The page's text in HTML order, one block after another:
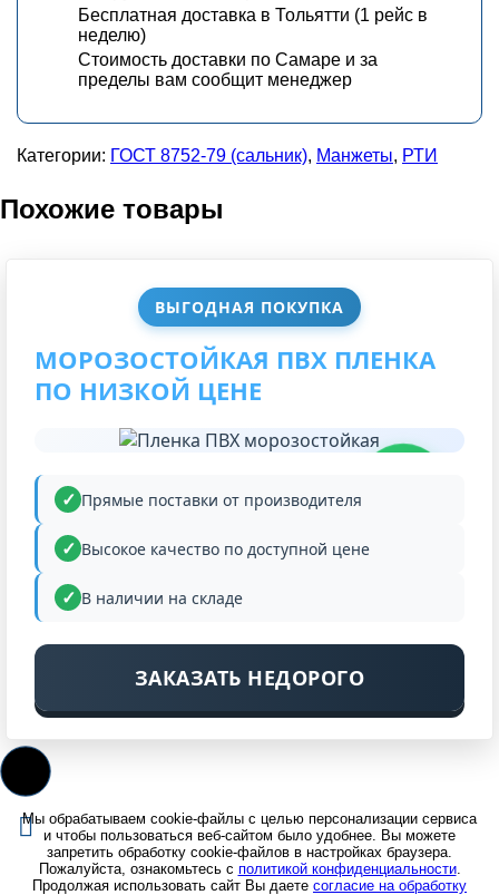
ВЫГОДНАЯ ПОКУПКА
МОРОЗОСТОЙКАЯ ПВХ ПЛЕНКА
ПО НИЗКОЙ ЦЕНЕ
Прямые поставки от производителя
Высокое качество по доступной цене
В наличии на складе
ЗАКАЗАТЬ НЕДОРОГО
Бесплатная доставка в Тольятти (1 рейс в
неделю)
Стоимость доставки по Самаре и за
пределы вам сообщит менеджер
Категории: ГОСТ 8752-79 (сальник), Манжеты, РТИ
Похожие товары
Мы обрабатываем cookie-файлы с целью персонализации сервиса
и чтобы пользоваться веб-сайтом было удобнее. Вы можете
запретить обработку cookie-файлов в настройках браузера.
Пожалуйста, ознакомьтесь с политикой конфиденциальности.
Продолжая использовать сайт Вы даете согласие на обработку